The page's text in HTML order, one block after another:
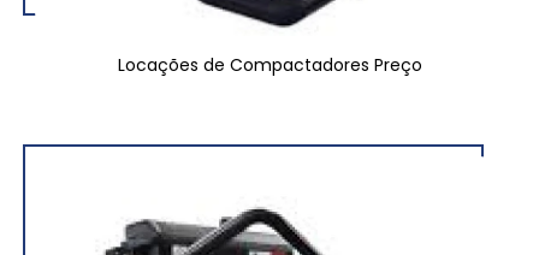
Locações de Compactadores Preço